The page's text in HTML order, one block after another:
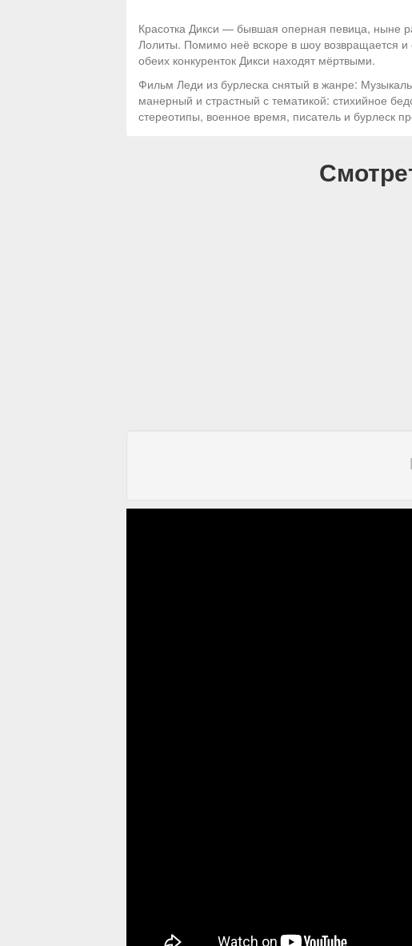
Красотка Дикси — бывшая оперная певица, ныне
Лолиты. Помимо неё вскоре в шоу возвращается
обеих конкуренток Дикси находят мёртвыми.
Фильм Леди из бурлеска снятый в жанре:
манерный и страстный с тематикой: стихийное
стереотипы, военное время, писатель и бурлеск